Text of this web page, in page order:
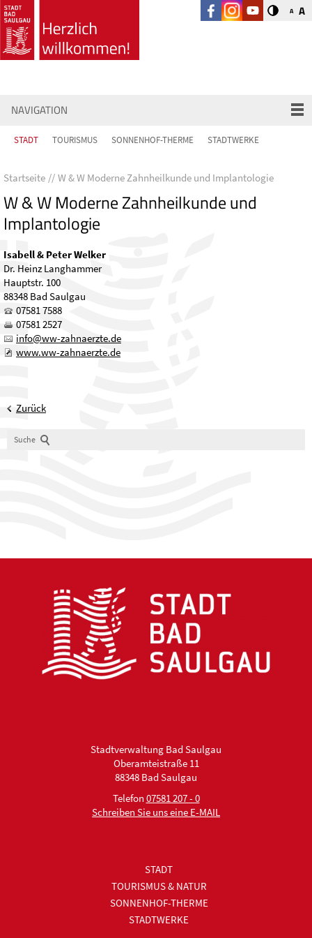
A A
NAVIGATION
STADT TOURISMUS SONNENHOF-THERME STADTWERKE
Startseite W & W Moderne Zahnheilkunde und Implantologie
W & W Moderne Zahnheilkunde und
Implantologie
Isabell & Peter Welker
Dr. Heinz Langhammer
Hauptstr. 100
88348 Bad Saulgau
07581 7588
07581 2527
nf
ww-z hn rzt d
www.ww-zahnaerzte.de
Zurück
Suche
Stadtverwaltung Bad Saulgau
Oberamteistraße 11
88348 Bad Saulgau
Telefon 07581 207 - 0
Schreiben Sie uns eine E-MAIL
STADT
TOURISMUS & NATUR
SONNENHOF-THERME
STADTWERKE